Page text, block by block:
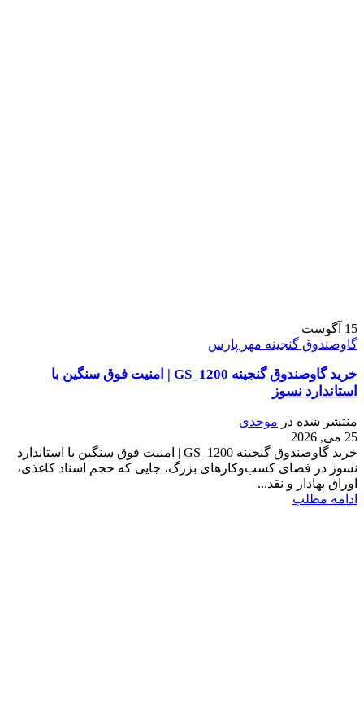
15 آگوست
گاوصندوق گنجینه مهر پارس
خرید گاوصندوق گنجینه GS_1200 | امنیت فوق سنگین با
استاندارد نسوز
منتشر شده در موحدی
25 می, 2026
خرید گاوصندوق گنجینه GS_1200 | امنیت فوق سنگین با استاندارد
نسوز در فضای کسب‌وکارهای بزرگ، جایی که حجم اسناد کاغذی،
اوراق بهادار و نقد...
ادامه مطلب